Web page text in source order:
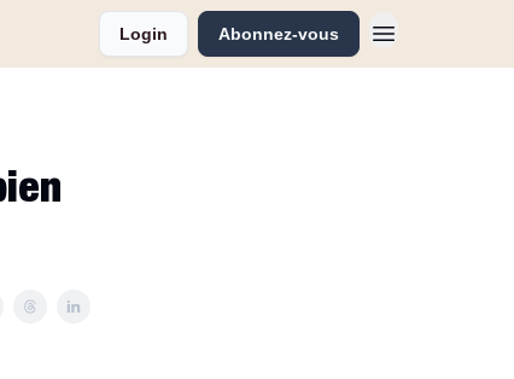
Login Abonnez-vous